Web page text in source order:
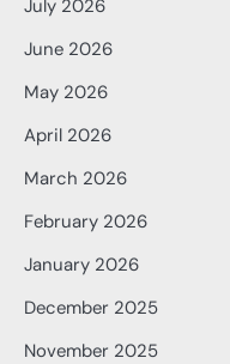
July 2026
June 2026
May 2026
April 2026
March 2026
February 2026
January 2026
December 2025
November 2025